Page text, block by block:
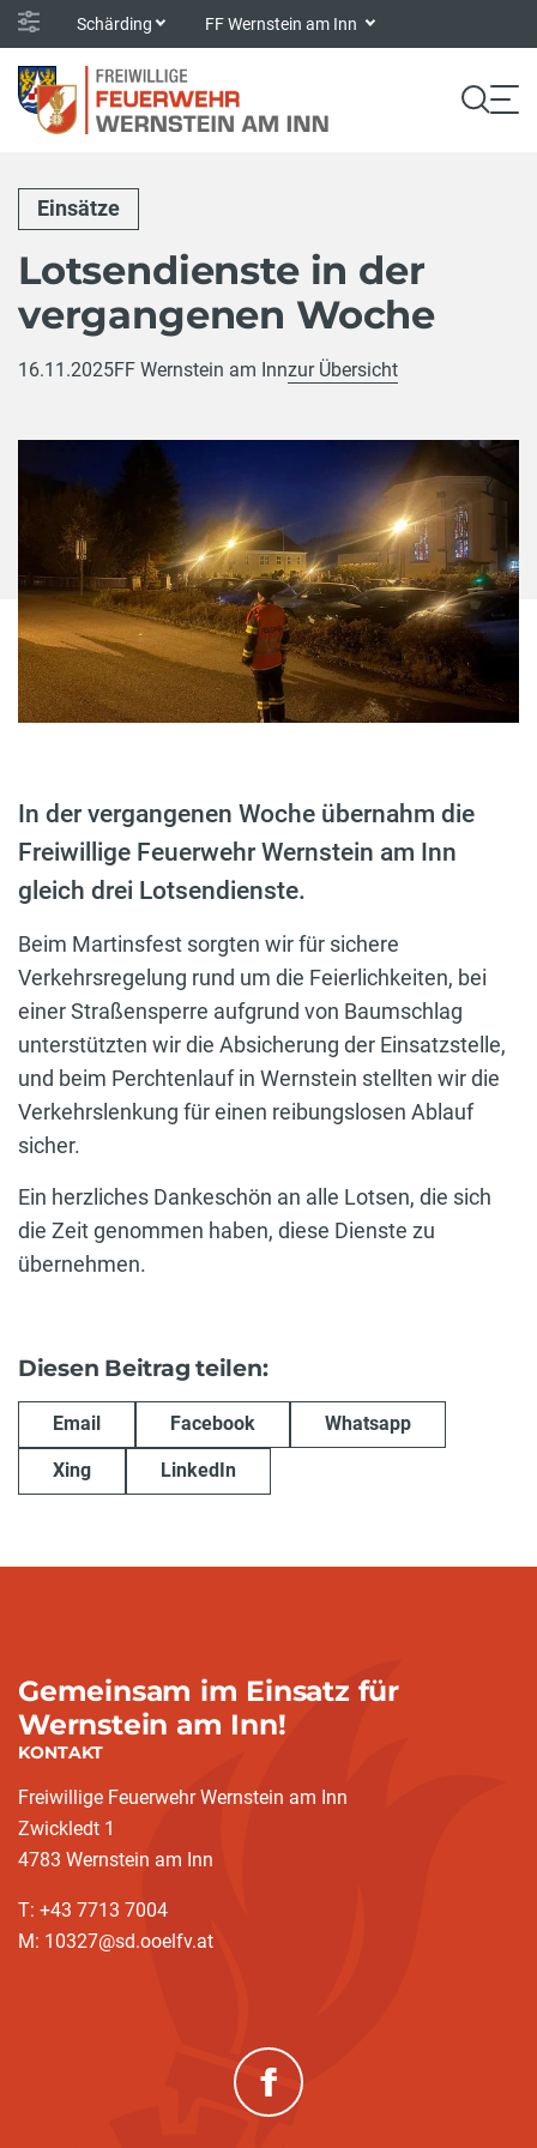
Schärding FF Wernstein am Inn
Einsätze
Lotsendienste in der
vergangenen Woche
16.11.2025FF Wernstein am Innzur Übersicht
In der vergangenen Woche übernahm die
Freiwillige Feuerwehr Wernstein am Inn
gleich drei Lotsendienste.
Beim Martinsfest sorgten wir für sichere
Verkehrsregelung rund um die Feierlichkeiten, bei
einer Straßensperre aufgrund von Baumschlag
unterstützten wir die Absicherung der Einsatzstelle,
und beim Perchtenlauf in Wernstein stellten wir die
Verkehrslenkung für einen reibungslosen Ablauf
sicher.
Ein herzliches Dankeschön an alle Lotsen, die sich
die Zeit genommen haben, diese Dienste zu
übernehmen.
Diesen Beitrag teilen:
Email Facebook Whatsapp
Xing LinkedIn
Gemeinsam im Einsatz für
Wernstein am Inn!
KONTAKT
Freiwillige Feuerwehr Wernstein am Inn
Zwickledt 1
4783 Wernstein am Inn
T: +43 7713 7004
M: 10327@sd.ooelfv.at
(neues Fenster)